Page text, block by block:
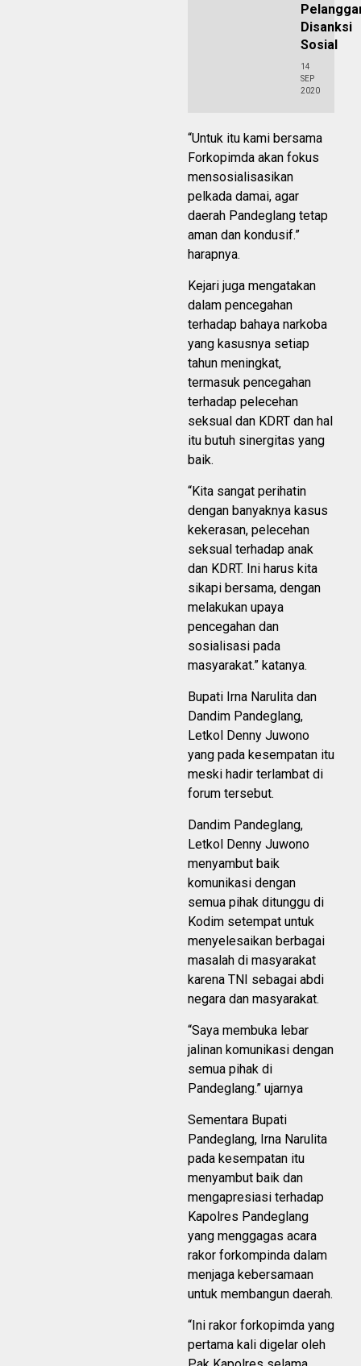
Disanksi
Sosial
14
SEP
2020
“Untuk itu kami bersama
Forkopimda akan fokus
mensosialisasikan
pelkada damai, agar
daerah Pandeglang tetap
aman dan kondusif.”
harapnya.
Kejari juga mengatakan
dalam pencegahan
terhadap bahaya narkoba
yang kasusnya setiap
tahun meningkat,
termasuk pencegahan
terhadap pelecehan
seksual dan KDRT dan hal
itu butuh sinergitas yang
baik.
“Kita sangat perihatin
dengan banyaknya kasus
kekerasan, pelecehan
seksual terhadap anak
dan KDRT. Ini harus kita
sikapi bersama, dengan
melakukan upaya
pencegahan dan
sosialisasi pada
masyarakat.” katanya.
Bupati Irna Narulita dan
Dandim Pandeglang,
Letkol Denny Juwono
yang pada kesempatan itu
meski hadir terlambat di
forum tersebut.
Dandim Pandeglang,
Letkol Denny Juwono
menyambut baik
komunikasi dengan
semua pihak ditunggu di
Kodim setempat untuk
menyelesaikan berbagai
masalah di masyarakat
karena TNI sebagai abdi
negara dan masyarakat.
“Saya membuka lebar
jalinan komunikasi dengan
semua pihak di
Pandeglang.” ujarnya
Sementara Bupati
Pandeglang, Irna Narulita
pada kesempatan itu
menyambut baik dan
mengapresiasi terhadap
Kapolres Pandeglang
yang menggagas acara
rakor forkompinda dalam
menjaga kebersamaan
untuk membangun daerah.
“Ini rakor forkopimda yang
pertama kali digelar oleh